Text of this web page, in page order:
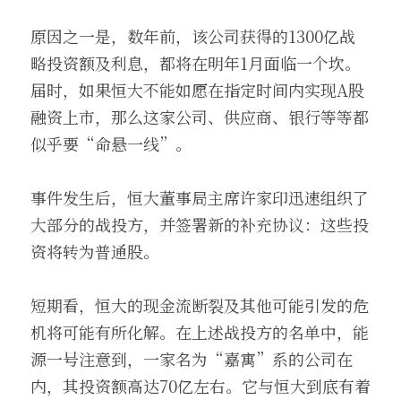
原因之一是，数年前，该公司获得的1300亿战
略投资额及利息，都将在明年1月面临一个坎。
届时，如果恒大不能如愿在指定时间内实现A股
融资上市，那么这家公司、供应商、银行等等都
似乎要“命悬一线”。
事件发生后，恒大董事局主席许家印迅速组织了
大部分的战投方，并签署新的补充协议：这些投
资将转为普通股。
短期看，恒大的现金流断裂及其他可能引发的危
机将可能有所化解。在上述战投方的名单中，能
源一号注意到，一家名为“嘉寓”系的公司在
内，其投资额高达70亿左右。它与恒大到底有着